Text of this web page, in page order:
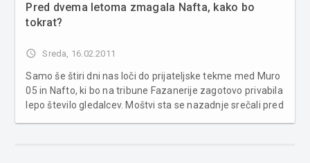
Pred dvema letoma zmagala Nafta, kako bo
tokrat?
access_time Sreda, 16.02.2011
Samo še štiri dni nas loči do prijateljske tekme med Muro
05 in Nafto, ki bo na tribune Fazanerije zagotovo privabila
lepo število gledalcev. Moštvi sta se nazadnje srečali pred